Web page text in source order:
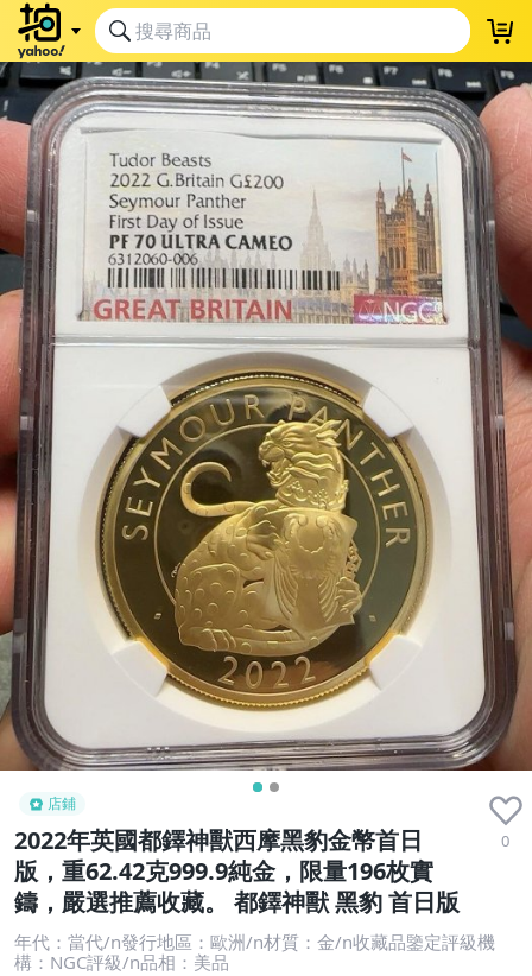
店鋪
2022年英國都鐸神獸西摩黑豹金幣首日
版，重62.42克999.9純金，限量196枚實
鑄，嚴選推薦收藏。 都鐸神獸 黑豹 首日版
0
年代：當代/n發行地區：歐洲/n材質：金/n收藏品鑒定評級機
構：NGC評級/n品相：美品